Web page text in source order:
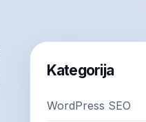
Kategorija
WordPress SEO